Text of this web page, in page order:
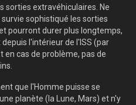
sorties extravéhiculaires. Ne
sophistiqué les sorties
pourront durer plus longtemps,
l'intérieur de l'ISS (par
en cas de problème, pas de
que l'Homme puisse se
planète (la Lune, Mars) et n'y